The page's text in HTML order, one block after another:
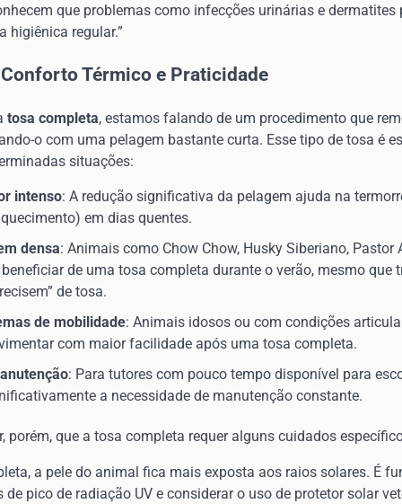
que problemas como infecções urinárias e dermatites
higiênica regular.”
Térmico e Praticidade
tosa completa, estamos falando de um procedimento que
o com uma pelagem bastante curta. Esse tipo de tosa é
situações:
intenso: A redução significativa da pelagem ajuda na
em dias quentes.
densa: Animais como Chow Chow, Husky Siberiano, Pastor
de uma tosa completa durante o verão, mesmo que
de tosa.
de mobilidade: Animais idosos ou com condições
com maior facilidade após uma tosa completa.
: Para tutores com pouco tempo disponível para
a necessidade de manutenção constante.
porém, que a tosa completa requer alguns cuidados
a pele do animal fica mais exposta aos raios solares. É
pico de radiação UV e considerar o uso de protetor solar